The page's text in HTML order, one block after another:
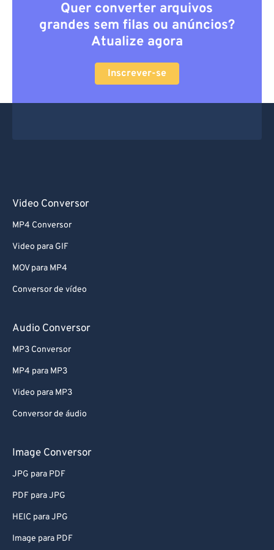
Quer converter arquivos
grandes sem filas ou anúncios?
Atualize agora
Inscrever-se
Video Conversor
MP4 Conversor
Video para GIF
MOV para MP4
Conversor de vídeo
Audio Conversor
MP3 Conversor
MP4 para MP3
Video para MP3
Conversor de áudio
Image Conversor
JPG para PDF
PDF para JPG
HEIC para JPG
Image para PDF